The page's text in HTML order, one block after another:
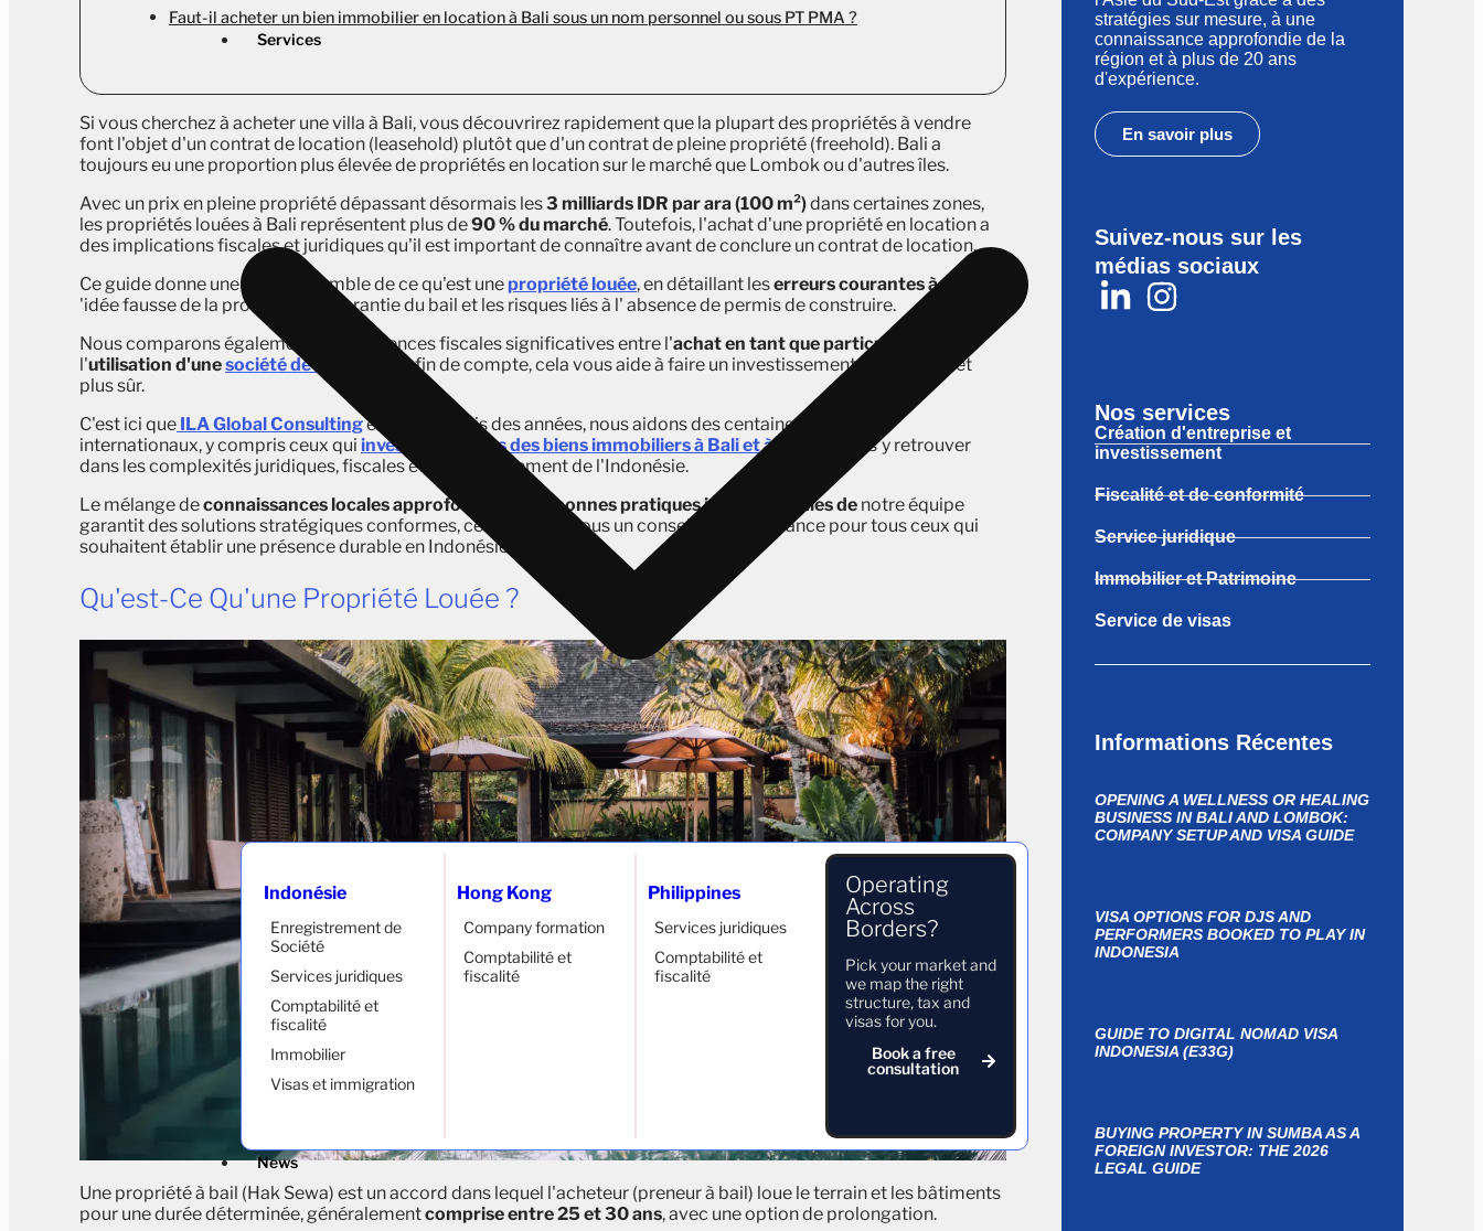
Services
Indonésie
Enregistrement de
Société
Services juridiques
Comptabilité et
fiscalité
Immobilier
Visas et immigration
Hong Kong
Company formation
Comptabilité et
fiscalité
Philippines
Services juridiques
Comptabilité et
fiscalité
Operating
Across
Borders?
Pick your market and
we map the right
structure, tax and
visas for you.
Book a free
consultation
News
Faut-il acheter un bien immobilier en location à Bali sous un nom personnel ou sous PT PMA ?
Si vous cherchez à acheter une villa à Bali, vous découvrirez rapidement que la plupart des propriétés à vendre
font l'objet d'un contrat de location (leasehold) plutôt que d'un contrat de pleine propriété (freehold). Bali a
toujours eu une proportion plus élevée de propriétés en location sur le marché que Lombok ou d'autres îles.
Avec un prix en pleine propriété dépassant désormais les3 milliards IDR par ara (100 m²)dans certaines zones,
les propriétés louées à Bali représentent plus de90 % du marché. Toutefois, l'achat d'une propriété en location a
des implications fiscales et juridiques qu'il est important de connaître avant de conclure un contrat de location.
Ce guide donne une vue d'ensemble de ce qu'est une propriété louée, en détaillant leserreurs courantes à éviter, l
'idée fausse de la prolongation garantie du bail et les risques liés à l' absence de permis de construire.
Nous comparons également les différences fiscales significatives entre l'achat en tant que particulier
l'utilisation d'unesociété de PT PMA.
En fin de compte, cela vous aide à faire un investissement plus éclairé et
plus sûr.
C'est ici que ILA Global Consultingexcelle. Depuis des années, nous aidons des centaines de clients
internationaux, y compris ceux qui investissent dans des biens immobiliers à Bali et à Lombok
, à s'y retrouver
dans les complexités juridiques, fiscales et d'investissement de l'Indonésie.
Le mélange deconnaissances locales approfondies bonnes pratiques internationales de notre équipe
garantit des solutions stratégiques conformes, ce qui fait de nous un conseiller de confiance pour tous ceux qui
souhaitent établir une présence durable en Indonésie.
Qu'est-Ce Qu'une Propriété Louée ?
Une propriété à bail (Hak Sewa) est un accord dans lequel l'acheteur (preneur à bail) loue le terrain et les bâtiments
pour une durée déterminée, généralementcomprise entre 25 et 30 ans, avec une option de prolongation.
stratégies sur mesure, à une
connaissance approfondie de la
région et à plus de 20 ans
d'expérience.
En savoir plus
Suivez-nous sur les
médias sociaux
Nos services
Création d'entreprise et
investissement
Fiscalité et de conformité
Service juridique
Immobilier et Patrimoine
Service de visas
Informations Récentes
OPENING A WELLNESS OR HEALING
BUSINESS IN BALI AND LOMBOK:
COMPANY SETUP AND VISA GUIDE
VISA OPTIONS FOR DJS AND
PERFORMERS BOOKED TO PLAY IN
INDONESIA
GUIDE TO DIGITAL NOMAD VISA
INDONESIA (E33G)
BUYING PROPERTY IN SUMBA AS A
FOREIGN INVESTOR: THE 2026
LEGAL GUIDE